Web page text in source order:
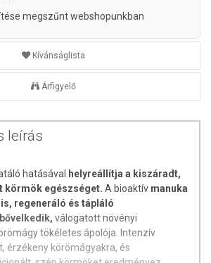
megszűnt webshopunkban
Kívánságlista
Árfigyelő
leírás
hatásával
helyreállítja a kiszáradt,
körmök egészséget. A bioaktív manuka
regeneráló és tápláló
válogatott növényi
tökéletes ápolója. Intenzív
érzékeny körömágyakra, és